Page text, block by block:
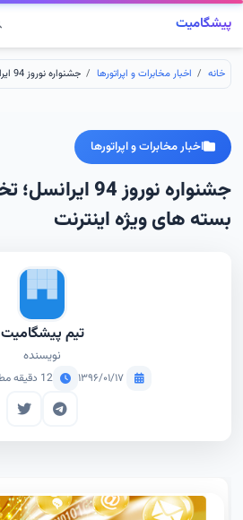
پیشگامیت
خانه اخبار مخابرات و اپراتورها جشنواره نوروز 94 ایرانسل؛ تخفیف تا 99 درصد و بسته های ویژه اینترنت
اخبار مخابرات و اپراتورها
بسته های ویژه اینترنت
تیم پیشگامیت
نویسنده
۱۳۹۶/۰۱/۱۷ 12 دقیقه مطالعه